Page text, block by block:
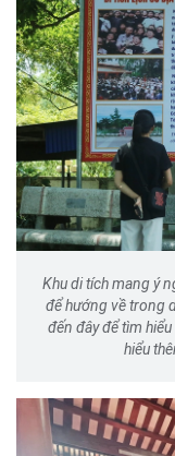
Khu di tích mang ý
để hướng về trong
đến đây để tìm
hiểu